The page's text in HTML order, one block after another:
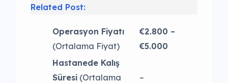
Related Post:
Operasyon Fiyatı
(Ortalama Fiyat)
€2.800 –
€5.000
Hastanede Kalış
Süresi (Ortalama
–